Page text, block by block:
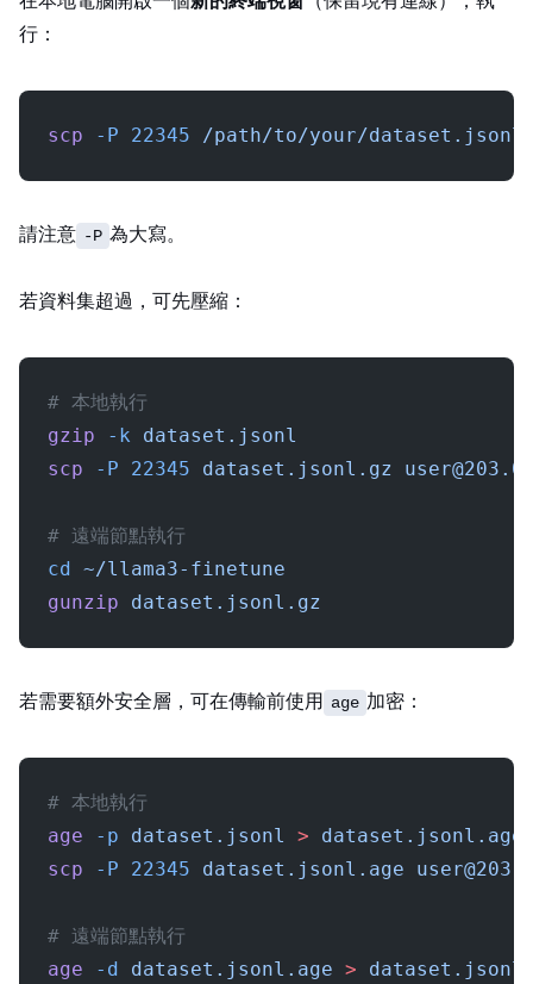
行：
scp -P 22345 /path/to/your/dataset.jsonl
請注意 -P 為大寫。
若資料集超過 1GB，可先壓縮：
# 本地執行
gzip -k dataset.jsonl
scp -P 22345 dataset.jsonl.gz
# 遠端節點執行
cd
~/llama3-finetune
gunzip dataset.jsonl.gz
若需要額外安全層，可在傳輸前使用 age 加密：
# 本地執行
age -p dataset.jsonl > dataset.jsonl.age
scp -P 22345 dataset.jsonl.age
# 遠端節點執行
age -d dataset.jsonl.age > dataset.jsonl